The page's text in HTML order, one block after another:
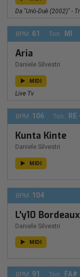
Da "Unò-Duè (2002)" -
BPM: 61 Ton.: MI
Aria
Daniele Silvestri
MIDI
Live Tv
BPM: 106 Ton.: RE
Kunta Kinte
Daniele Silvestri
MIDI
BPM: 104
L'y10 Bordeaux
Daniele Silvestri
MIDI
BPM: 91 Ton.: FA#